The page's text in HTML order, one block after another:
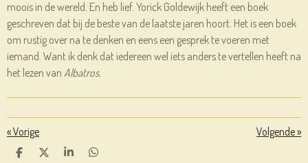
moois in de wereld. En heb lief. Yorick Goldewijk heeft een boek
geschreven dat bij de beste van de laatste jaren hoort. Het is een boek
om rustig over na te denken en eens een gesprek te voeren met
iemand. Want ik denk dat iedereen wel iets anders te vertellen heeft na
het lezen van Albatros.
«Vorige Volgende»
D
D
S
D